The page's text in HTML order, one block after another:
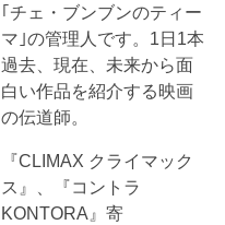
｢チェ・ブンブンのティー
マ｣の管理人です。1日1本
過去、現在、未来から面
白い作品を紹介する映画
の伝道師。
『CLIMAX クライマック
ス』、『コントラ
KONTORA』寄